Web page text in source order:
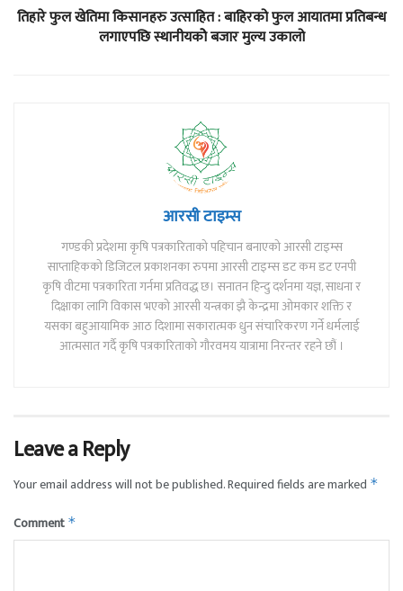
तिहारे फुल खेतिमा किसानहरु उत्साहित : बाहिरको फुल आयातमा प्रतिबन्ध
लगाएपछि स्थानीयकोे बजार मुल्य उकालो
आरसी टाइम्स
गण्डकी प्रदेशमा कृषि पत्रकारिताको पहिचान बनाएको आरसी टाइम्स
साप्ताहिकको डिजिटल प्रकाशनका रुपमा आरसी टाइम्स डट कम डट एनपी
कृषि वीटमा पत्रकारिता गर्नमा प्रतिवद्ध छ। सनातन हिन्दु दर्शनमा यज्ञ, साधना र
दिक्षाका लागि विकास भएको आरसी यन्त्रका झै केन्द्रमा ओमकार शक्ति र
यसका बहुआयामिक आठ दिशामा सकारात्मक धुन संचारिकरण गर्ने धर्मलाई
आत्मसात गर्दै कृषि पत्रकारिताको गौरवमय यात्रामा निरन्तर रहने छौं ।
Leave a Reply
Your email address will not be published.Required fields are marked *
Comment *